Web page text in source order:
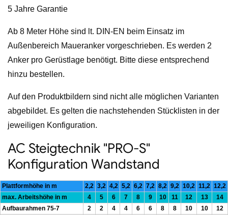
5 Jahre Garantie
Ab 8 Meter Höhe sind lt. DIN-EN beim Einsatz im
Außenbereich Maueranker vorgeschrieben. Es werden 2
Anker pro Gerüstlage benötigt. Bitte diese entsprechend
hinzu bestellen.
Auf den Produktbildern sind nicht alle möglichen Varianten
abgebildet. Es gelten die nachstehenden Stücklisten in der
jeweiligen Konfiguration.
AC Steigtechnik "PRO-S"
Konfiguration Wandstand
Plattformhöhe in m 2,2 3,2 4,2 5,2 6,2 7,2 8,2 9,2 10,2 11,2 12,2
max. Arbeitshöhe in m
4 5 6 7 8 9 10 11 12 13
14
Aufbaurahmen 75-7
2 2 4 4 6 6 8 8 10 10
12